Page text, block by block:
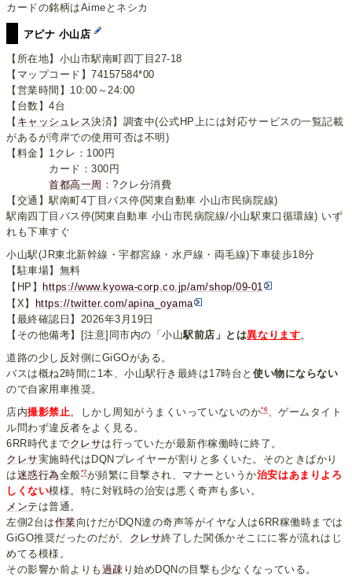
カードの銘柄はAimeとネシカ
アピナ 小山店
【所在地】小山市駅南町四丁目27-18
【マップコード】74157584*00
【営業時間】10:00～24:00
【台数】4台
【 キャッシュレス決済】調査中(公式HP上には対応サービスの一覧記載
があるが湾岸での使用可否は不明)
【料金】1クレ：100円
カード：300円
首都高一周 ：?クレ分消費
【交通】駅南町4丁目バス停(関東自動車 小山市民病院線)
駅南四丁目バス停(関東自動車 小山市民病院線/小山駅東口循環線) いず
れも下車すぐ
小山駅(JR東北新幹線・宇都宮線・水戸線・両毛線)下車徒歩18分
【駐車場】無料
【HP】https://www.kyowa-corp.co.jp/am/shop/09-01
【X】 https://twitter.com/apina_oyama
【最終確認日】2026年3月19日
【その他備考】[注意]同市内の「小山駅前店」とは異なります。
道路の少し反対側にGiGOがある。
バスは概ね2時間に1本、小山駅行き最終は17時台と 使い物にならない
ので自家用車推奨。
店内撮影禁止 。しかし周知がうまくいっていないのか*6、ゲームタイト
ル問わず違反者をよく見る。
6RR時代までクレサは行っていたが最新作稼働時に終了。
クレサ実施時代はDQNプレイヤーが割りと多くいた。そのときばかり
は迷惑行為全般*7が頻繁に目撃され、マナーというか治安はあまりよろ
しくない模様。特に対戦時の治安は悪く奇声も多い。
メンテ は普通。
左側2台は作業向けだがDQN達の奇声等がイヤな人は6RR稼働時までは
GiGO推奨だったのだが、 クレサ終了した関係かそこにに客が流れはじ
めてる模様。
その影響か前よりも 過疎 り始めDQNの目撃も少なくなっている。